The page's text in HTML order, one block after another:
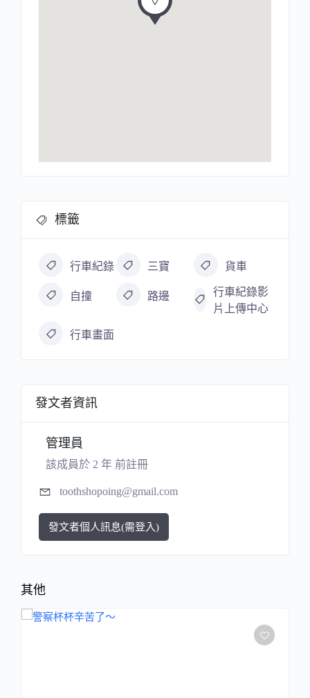
標籤
行車紀錄 三寶 貨車
自撞 路邊
行車紀錄影
片上傳中心
行車畫面
發文者資訊
管理員
該成員於 2 年 前註冊
toothshopoing@gmail.com
發文者個人訊息(需登入)
其他